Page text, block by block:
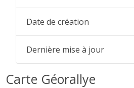
Date de création
Dernière mise à jour
Carte Géorallye